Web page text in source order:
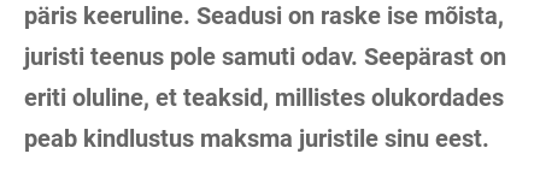
päris keeruline. Seadusi on raske ise mõista,
juristi teenus pole samuti odav. Seepärast on
eriti oluline, et teaksid, millistes olukordades
peab kindlustus maksma juristile sinu eest.